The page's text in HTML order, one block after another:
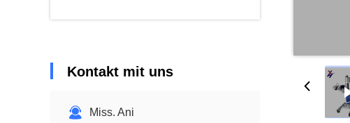
Kontakt mit uns
Miss. Ani